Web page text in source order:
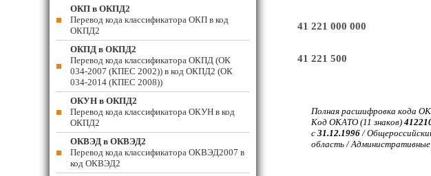
41 221 000 000
41 221 500
Полная расшифровка кода
Код ОКАТО (11 знаков)
с 31.12.1996/
область /
ОКП в ОКПД2
Перевод кода классификатора ОКП в код
ОКПД2
ОКПД в ОКПД2
Перевод кода классификатора ОКПД (ОК
034-2007 (КПЕС 2002)) в код ОКПД2 (ОК
034-2014 (КПЕС 2008))
ОКУН в ОКПД2
Перевод кода классификатора ОКУН в код
ОКПД2
ОКВЭД в ОКВЭД2
Перевод кода классификатора ОКВЭД2007 в
код ОКВЭД2